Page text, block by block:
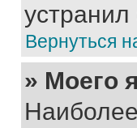
устранил
Вернуться
» Моего